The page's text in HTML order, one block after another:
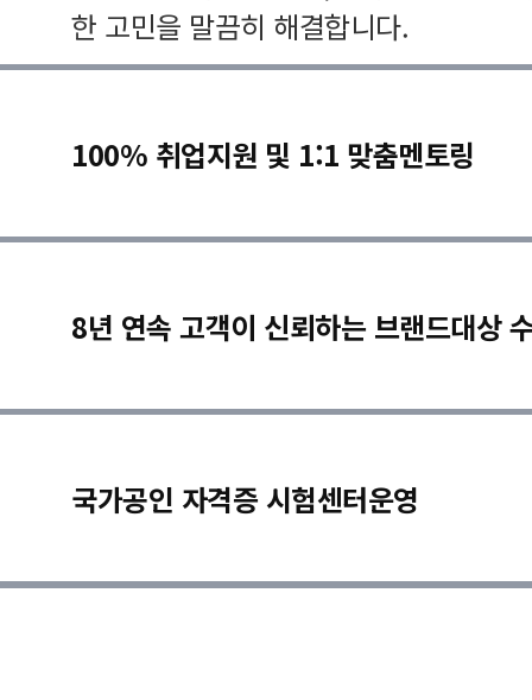
한 고민을 말끔히 해결합니다.
100% 취업지원 및 1:1 맞춤멘토링
8년 연속 고객이 신뢰하는 브랜드대상
국가공인 자격증 시험센터운영